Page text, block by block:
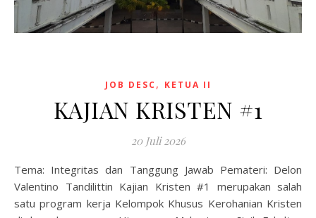
JOB DESC , KETUA II
KAJIAN KRISTEN #1
20 Juli 2026
Tema: Integritas dan Tanggung Jawab Pemateri: Delon
Valentino Tandilittin Kajian Kristen #1 merupakan salah
satu program kerja Kelompok Khusus Kerohanian Kristen